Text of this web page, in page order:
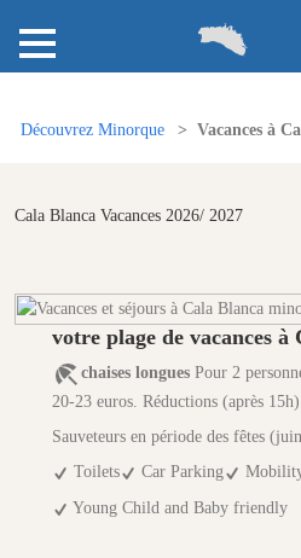
Découvrez Minorque Vacances à
Cala Blanca Vacances 2026/ 2027
votre plage de vacances à
chaises longues Pour 2
20-23 euros. Réductions (après
Sauveteurs en période des fêtes
Toilets
Car Parking
Young Child and Baby friendly